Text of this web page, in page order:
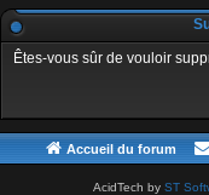
Êtes-vous sûr de vouloir
Accueil du forum
AcidTech by ST